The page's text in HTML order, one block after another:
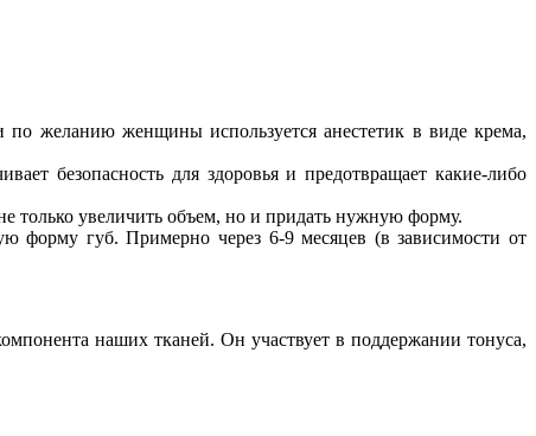
желанию женщины используется анестетик в виде крема,
безопасность для здоровья и предотвращает какие-либо
только увеличить объем, но и придать нужную форму.
форму губ. Примерно через 6-9 месяцев (в зависимости от
наших тканей. Он участвует в поддержании тонуса,